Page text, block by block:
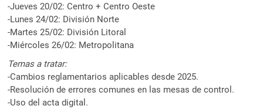
-Jueves 20/02: Centro + Centro Oeste
-Lunes 24/02: División Norte
-Martes 25/02: División Litoral
-Miércoles 26/02: Metropolitana
Temas a tratar:
-Cambios reglamentarios aplicables desde 2025.
-Resolución de errores comunes en las mesas de control.
-Uso del acta digital.